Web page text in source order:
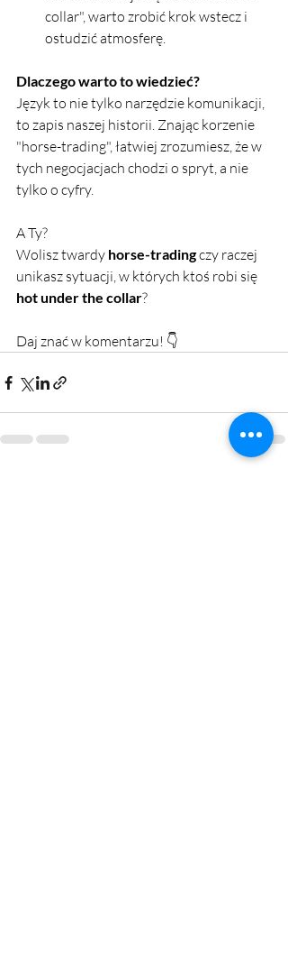
collar", warto zrobić krok wstecz i
ostudzić atmosferę.
Dlaczego warto to wiedzieć?
Język to nie tylko narzędzie komunikacji,
to zapis naszej historii. Znając korzenie
"horse-trading", łatwiej zrozumiesz, że w
tych negocjacjach chodzi o spryt, a nie
tylko o cyfry.
A Ty?
Wolisz twardy horse-trading czy raczej
unikasz sytuacji, w których ktoś robi się
hot under the collar?
Daj znać w komentarzu! 👇